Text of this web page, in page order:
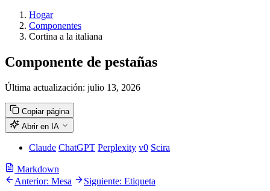
Hogar
Componentes
Cortina a la italiana
Componente de pestañas
Última actualización: julio 13, 2026
Copiar página
Abrir en IA
Claude ChatGPT Perplexity v0 Scira
Markdown
Anterior: Mesa
Siguiente: Etiqueta